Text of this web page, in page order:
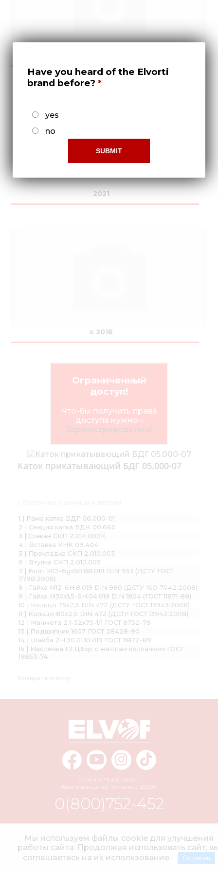
2021
с 2016
Ограниченный
доступ!
Что-бы получить права
доступа нужно -
Зарегистрироваться!
Каток прикатывающий БДГ 05.000-07
1 | Рама катка БДГ 06.000-01
2 | Секция катка БДК 00.660
3 | Стакан СКП 2.014.000К
4 | Вставка КНК 09.404
5 | Прокладка СКП 2.010.003
6 | Втулка СКП 2.010.005
7 | Болт М12-6gх50.88.019 DIN 933 (ДСТУ ГОСТ
7798:2008)
8 | Гайка М12-6H.8.019 DIN 980 (ДСТУ ISO 7042:2009)
9 | Гайка М30х1,5-6Н.04.019 DIN 1804 (ГОСТ 11871-88)
10 | Кольцо 75х2,5 DIN 472 (ДСТУ ГОСТ 13943:2008)
11 | Кольцо 80х2,5 DIN 472 (ДСТУ ГОСТ 13943:2008)
12 | Манжета 2.1-52х75-1/1 ГОСТ 8752-79
13 | Подшипник 1607 ГОСТ 28428-90
14 | Шайба 2Н.30.01.10.019 ГОСТ 11872-89
15 | Масленка 1.2.Ц6хр с желтым колпачком ГОСТ
19853-74
Возврат к списку
Евгения Чикаленко, 1
Кропивницкий
Украина 25006
0(800)752-452
info@elvorti.com
© 2004–2026 АО «ЭЛЬВОРТИ» Все права защищены.
Мы используем файлы cookie для улучшения
работы сайта. Продолжая использовать сайт,
соглашаетесь на их использование.
Согласен
Have you heard of the Elvorti
brand before?
yes
no